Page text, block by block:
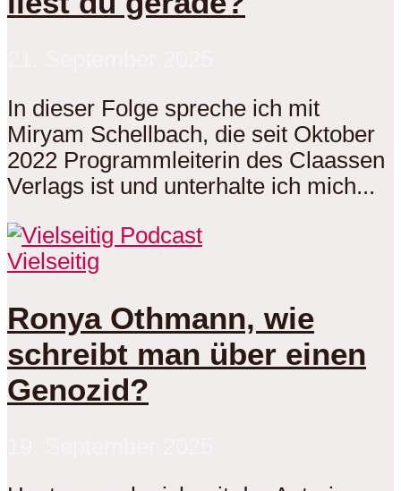
In dieser Folge spreche ich mit
Miryam Schellbach, die seit Oktober
2022 Programmleiterin des Claassen
Verlags ist und unterhalte ich mich...
Vielseitig
Ronya Othmann, wie
schreibt man über einen
Genozid?